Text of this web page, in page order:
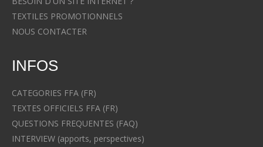
TEXTILES PROMOTIONNELS
NOUS CONTACTER
INFOS
CATEGORIES FFA (FR)
TEXTES OFFICIELS FFA (FR)
QUESTIONS FREQUENTES (FAQ)
INTERVIEW (apports, perspectives)